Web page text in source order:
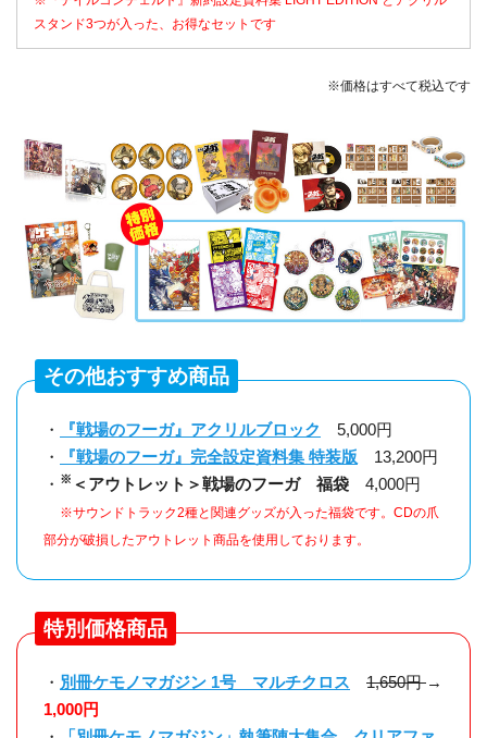
スタンド3つが入った、お得なセットです
※価格はすべて税込です
その他おすすめ商品
・ 『戦場のフーガ』アクリルブロック
5,000円
・
『戦場のフーガ』完全設定資料集 特装版 13,200円
・ ※ ＜アウトレット＞戦場のフーガ 福袋 4,000円
※サウンドトラック2種と関連グッズが入った福袋です。CDの爪
部分が破損したアウトレット商品を使用しております。
特別価格商品
・ 別冊ケモノマガジン 1号 マルチクロス 1,650円→
1,000円